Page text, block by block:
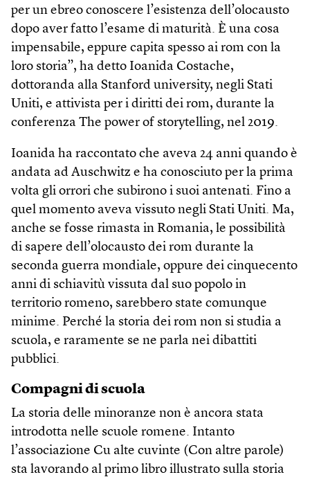
per un ebreo conoscere l’esistenza dell’olocausto
dopo aver fatto l’esame di maturità. È una cosa
impensabile, eppure capita spesso ai rom con la
loro storia”, ha detto Ioanida Costache,
dottoranda alla Stanford university, negli Stati
Uniti, e attivista per i diritti dei rom, durante la
conferenza The power of storytelling, nel 2019.
Ioanida ha raccontato che aveva 24 anni quando è
andata ad Auschwitz e ha conosciuto per la prima
volta gli orrori che subirono i suoi antenati. Fino a
quel momento aveva vissuto negli Stati Uniti. Ma,
anche se fosse rimasta in Romania, le possibilità
di sapere dell’olocausto dei rom durante la
seconda guerra mondiale, oppure dei cinquecento
anni di schiavitù vissuta dal suo popolo in
territorio romeno, sarebbero state comunque
minime. Perché la storia dei rom non si studia a
scuola, e raramente se ne parla nei dibattiti
pubblici.
Compagni di scuola
La storia delle minoranze non è ancora stata
introdotta nelle scuole romene. Intanto
l’associazione Cu alte cuvinte (Con altre parole)
sta lavorando al primo libro illustrato sulla storia